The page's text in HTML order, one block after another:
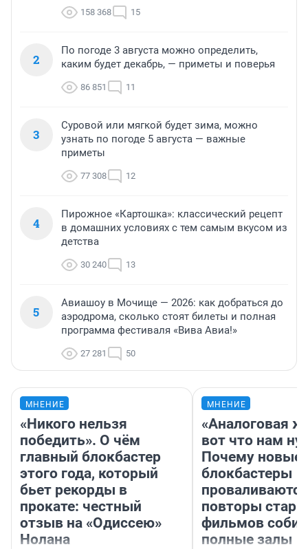
158 368 15
2
По погоде 3 августа можно определить,
каким будет декабрь, — приметы и поверья
86 851 11
3
Суровой или мягкой будет зима, можно
узнать по погоде 5 августа — важные
приметы
77 308 12
4
Пирожное «Картошка»: классический рецепт
в домашних условиях с тем самым вкусом из
детства
30 240 13
5
Авиашоу в Мочище — 2026: как добраться до
аэродрома, сколько стоят билеты и полная
программа фестиваля «Вива Авиа!»
27 281 50
МНЕНИЕ
«Никого нельзя
победить». О чём
главный блокбастер
этого года, который
бьет рекорды в
прокате: честный
отзыв на «Одиссею»
Нолана
МНЕНИЕ
«Аналоговая
вот что нам
Почему новые
блокбастеры
повторы
фильмов
полные залы